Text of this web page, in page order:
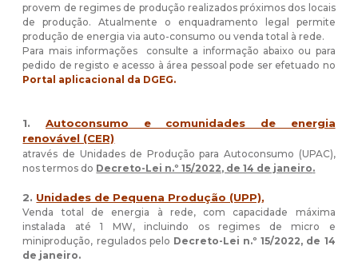
provem de regimes de produção realizados próximos dos locais
de produção. Atualmente o enquadramento legal permite
produção de energia via auto-consumo ou venda total à rede.
Para mais informações consulte a informação abaixo ou para
pedido de registo e acesso à área pessoal pode ser efetuado no
Portal aplicacional da DGEG.
1.Autoconsumo e comunidades de energia
renovável (CER)
através de Unidades de Produção para Autoconsumo (UPAC),
nos termos do Decreto-Lei n.º 15/2022, de 14 de janeiro.
2. Unidades de Pequena Produção (UPP),
Venda total de energia à rede, com capacidade máxima
instalada até 1 MW, incluindo os regimes de micro e
miniprodução, regulados pelo Decreto-Lei n.º 15/2022, de 14
de janeiro.